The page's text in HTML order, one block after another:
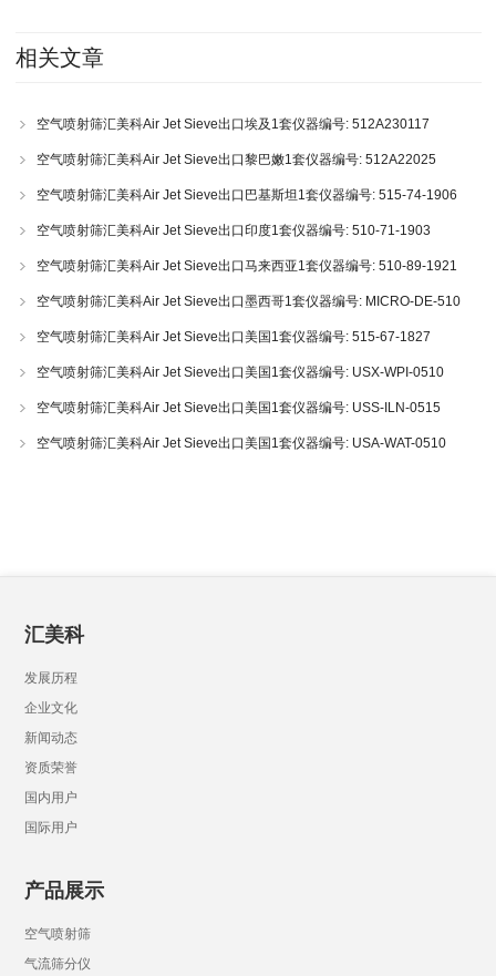
相关文章
空气喷射筛汇美科Air Jet Sieve出口埃及1套仪器编号: 512A230117
空气喷射筛汇美科Air Jet Sieve出口黎巴嫩1套仪器编号: 512A22025
空气喷射筛汇美科Air Jet Sieve出口巴基斯坦1套仪器编号: 515-74-1906
空气喷射筛汇美科Air Jet Sieve出口印度1套仪器编号: 510-71-1903
空气喷射筛汇美科Air Jet Sieve出口马来西亚1套仪器编号: 510-89-1921
空气喷射筛汇美科Air Jet Sieve出口墨西哥1套仪器编号: MICRO-DE-510
空气喷射筛汇美科Air Jet Sieve出口美国1套仪器编号: 515-67-1827
空气喷射筛汇美科Air Jet Sieve出口美国1套仪器编号: USX-WPI-0510
空气喷射筛汇美科Air Jet Sieve出口美国1套仪器编号: USS-ILN-0515
空气喷射筛汇美科Air Jet Sieve出口美国1套仪器编号: USA-WAT-0510
汇美科
发展历程
企业文化
新闻动态
资质荣誉
国内用户
国际用户
产品展示
空气喷射筛
气流筛分仪